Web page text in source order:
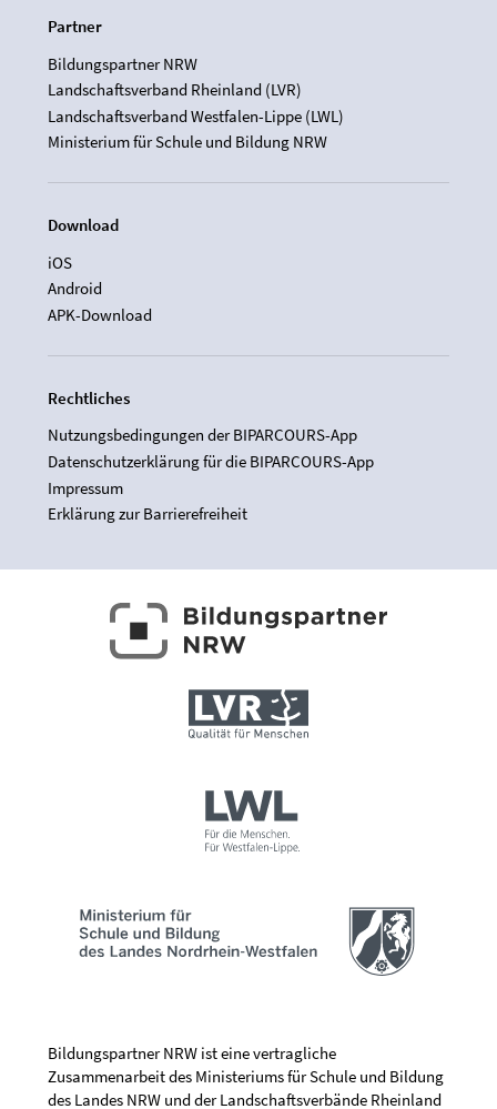
Partner
Bildungspartner NRW
Landschaftsverband Rheinland (LVR)
Landschaftsverband Westfalen-Lippe (LWL)
Ministerium für Schule und Bildung NRW
Download
iOS
Android
APK-Download
Rechtliches
Nutzungsbedingungen der BIPARCOURS-App
Datenschutzerklärung für die BIPARCOURS-App
Impressum
Erklärung zur Barrierefreiheit
Bildungspartner NRW ist eine vertragliche
Zusammenarbeit des Ministeriums für Schule und Bildung
des Landes NRW und der Landschaftsverbände Rheinland